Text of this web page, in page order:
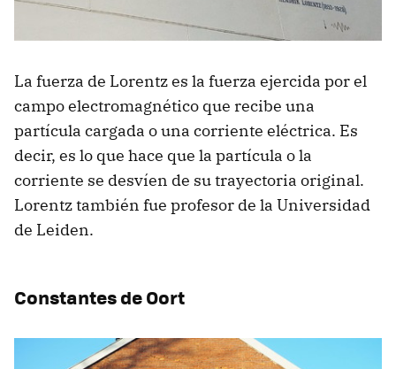
La fuerza de Lorentz es la fuerza ejercida por el
campo electromagnético que recibe una
partícula cargada o una corriente eléctrica. Es
decir, es lo que hace que la partícula o la
corriente se desvíen de su trayectoria original.
Lorentz también fue profesor de la Universidad
de Leiden.
Constantes de Oort